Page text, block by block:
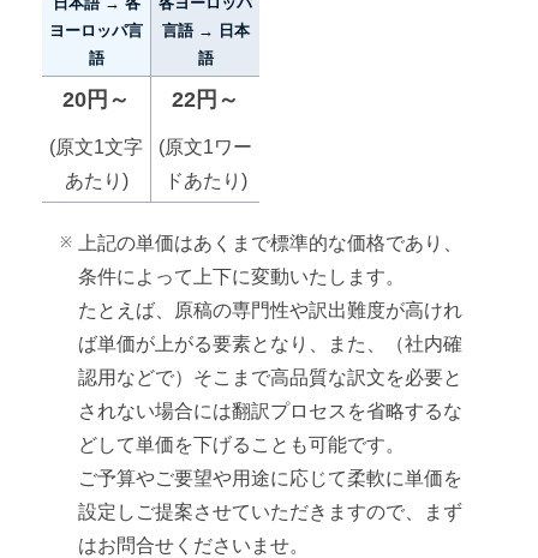
ヨーロッパ言
語
言語 → 日本
語
20円～
(原文1文字
あたり)
22円～
(原文1ワー
ドあたり)
上記の単価はあくまで標準的な価格であり、
条件によって上下に変動いたします。
たとえば、原稿の専門性や訳出難度が高けれ
ば単価が上がる要素となり、また、（社内確
認用などで）そこまで高品質な訳文を必要と
されない場合には翻訳プロセスを省略するな
どして単価を下げることも可能です。
ご予算やご要望や用途に応じて柔軟に単価を
設定しご提案させていただきますので、まず
はお問合せくださいませ。